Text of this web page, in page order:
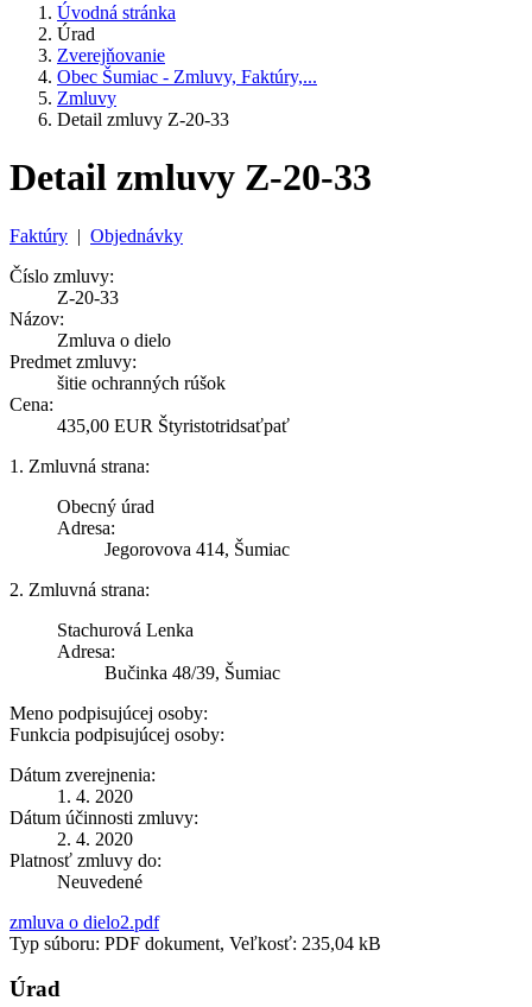
Úvodná stránka
Úrad
Zverejňovanie
Obec Šumiac - Zmluvy, Faktúry,...
Zmluvy
Detail zmluvy Z-20-33
Detail zmluvy Z-20-33
Faktúry | Objednávky
Číslo zmluvy:
Z-20-33
Názov:
Zmluva o dielo
Predmet zmluvy:
šitie ochranných rúšok
Cena:
435,00 EUR Štyristotridsaťpať
1. Zmluvná strana:
Obecný úrad
Adresa:
Jegorovova 414, Šumiac
2. Zmluvná strana:
Stachurová Lenka
Adresa:
Bučinka 48/39, Šumiac
Meno podpisujúcej osoby:
Funkcia podpisujúcej osoby:
Dátum zverejnenia:
1. 4. 2020
Dátum účinnosti zmluvy:
2. 4. 2020
Platnosť zmluvy do:
Neuvedené
zmluva o dielo2.pdf
Typ súboru: PDF dokument, Veľkosť: 235,04 kB
Úrad